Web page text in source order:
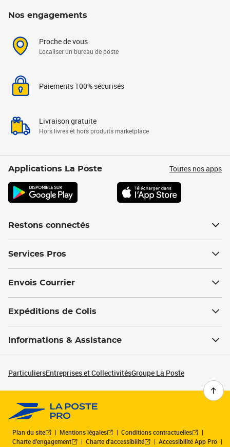
Nos engagements
Proche de vous
Localiser un bureau de poste
Paiements 100% sécurisés
Livraison gratuite
Hors livres et hors produits marketplace
Applications La Poste Toutes nos apps
Restons connectés
Services Pros
Envois Courrier
Expéditions de Colis
Informations & Assistance
ParticuliersEntreprises et CollectivitésGroupe La Poste
Plan du site Mentions légales
Conditions contractuelles
Charte d’engagement
Charte d'accessibilité
Accessibilité App Pro